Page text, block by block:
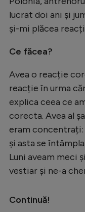
lucrat doi ani și
și-mi plăcea
Ce făcea?
Avea o reacție
reacție în urma
explica ceea ce
corecta. Avea al
eram concentrați:
și asta se
Luni aveam meci
vestiar și ne-a
Continuă!